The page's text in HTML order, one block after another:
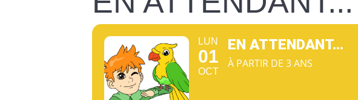
LUN
01
OCT
EN ATTENDANT...
À PARTIR DE 3 ANS